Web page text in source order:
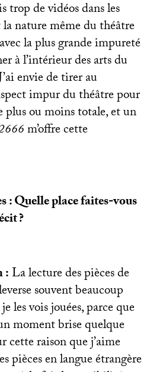
trop de vidéos dans les
la nature même du théâtre
la plus grande impureté
à l’intérieur des arts du
envie de tirer au
impur du théâtre pour
ou moins totale, et un
m’offre cette
: Quelle place faites-vous
?
:La lecture des pièces de
souvent beaucoup
les vois jouées, parce que
moment brise quelque
cette raison que j’aime
pièces en langue étrangère